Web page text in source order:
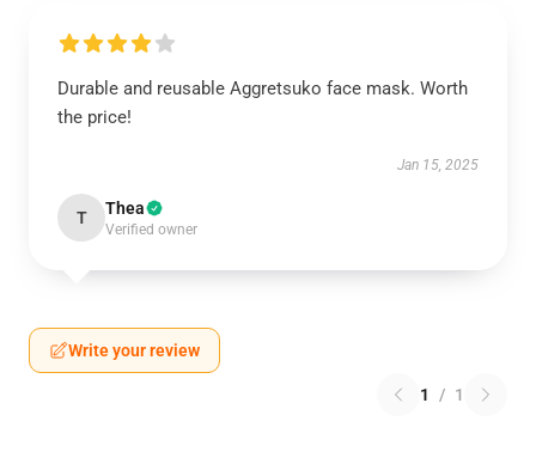
Durable and reusable Aggretsuko face mask. Worth
the price!
Jan 15, 2025
T Thea
Verified owner
Write your review
1 / 1